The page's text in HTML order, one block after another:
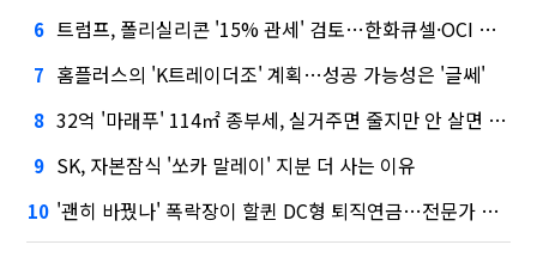
6 트럼프, 폴리실리콘 '15% 관세' 검토…한화큐셀·OCI 영향은?
7 홈플러스의 'K트레이더조' 계획…성공 가능성은 '글쎄'
8 32억 '마래푸' 114㎡ 종부세, 실거주면 줄지만 안 살면 2.5배
9 SK, 자본잠식 '쏘카 말레이' 지분 더 사는 이유
10 '괜히 바꿨나' 폭락장이 할퀸 DC형 퇴직연금…전문가 조언은